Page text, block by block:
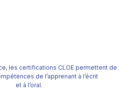
les certifications CLOE permettent de
de l’apprenant à l’écrit
et à l’oral.